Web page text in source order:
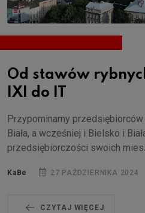
Od stawów
IXI do IT
Przypominamy
Biała, a wcześniej i Bielsko i
przedsiębiorczości swoich
KaBe 27 PAŹDZIERNIKA 2024
CZYTAJ WIĘCEJ